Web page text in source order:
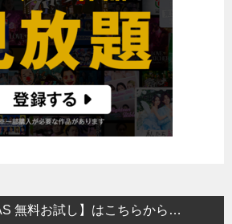
無料お試し】はこちらから…